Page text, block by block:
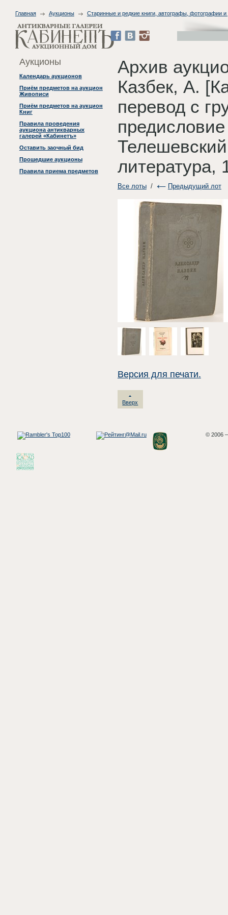
Главная Аукционы Старинные и редкие книги, автографы, фотографии
Аукционы
Календарь аукционов
Приём предметов на аукцион
Живописи
Приём предметов на аукцион
Книг
Правила проведения
аукциона антикварных
галерей «Кабинетъ»
Оставить заочный бид
Прошедшие аукционы
Правила приема предметов
Архив
Казбек, А.
перевод с
литература,
Все лоты/ Предыдущий лот
Версия для печати.
Вверх
© 2006